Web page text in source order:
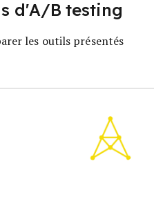
d'A/B testing
les outils présentés